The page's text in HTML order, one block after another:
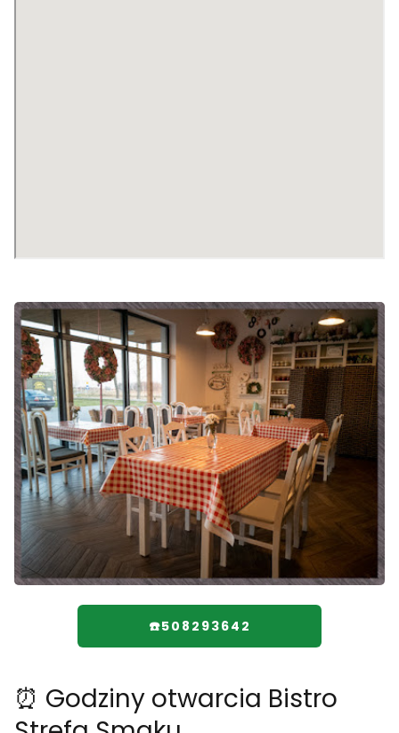
☎️508293642
⏰ Godziny otwarcia Bistro